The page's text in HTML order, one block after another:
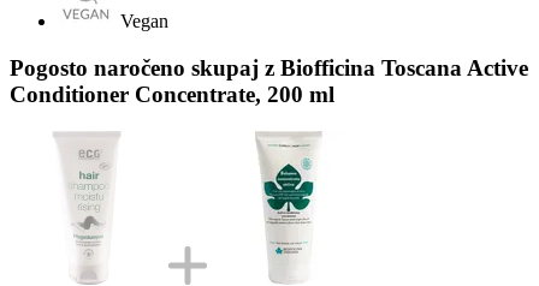
Vegan
Pogosto naročeno skupaj z Biofficina Toscana Active
Conditioner Concentrate, 200 ml